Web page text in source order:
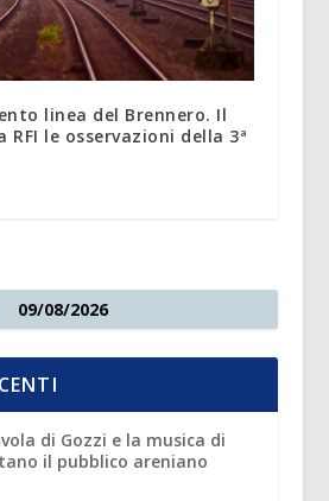
linea del Brennero. Il
RFI le osservazioni della 3ª
09/08/2026
di Gozzi e la musica di
il pubblico areniano